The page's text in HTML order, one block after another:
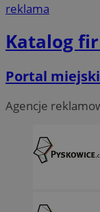
reklama
Katalog
Portal
Agencje